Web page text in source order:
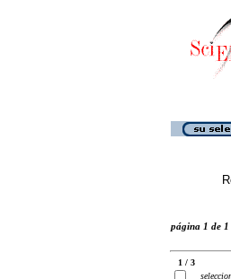
página 1 de 1
1 / 3